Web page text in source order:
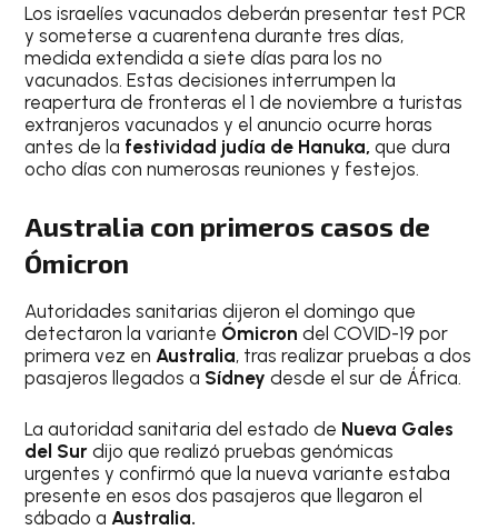
Los israelíes vacunados deberán presentar test PCR
y someterse a cuarentena durante tres días,
medida extendida a siete días para los no
vacunados. Estas decisiones interrumpen la
reapertura de fronteras el 1 de noviembre a turistas
extranjeros vacunados y el anuncio ocurre horas
antes de la festividad judía de Hanuka, que dura
ocho días con numerosas reuniones y festejos.
Australia con primeros casos de
Ómicron
Autoridades sanitarias dijeron el domingo que
detectaron la variante Ómicron del COVID-19 por
primera vez enAustralia, tras realizar pruebas a dos
pasajeros llegados a Sídney desde el sur de África.
La autoridad sanitaria del estado de Nueva Gales
del Sur dijo que realizó pruebas genómicas
urgentes y confirmó que la nueva variante estaba
presente en esos dos pasajeros que llegaron el
sábado a Australia.